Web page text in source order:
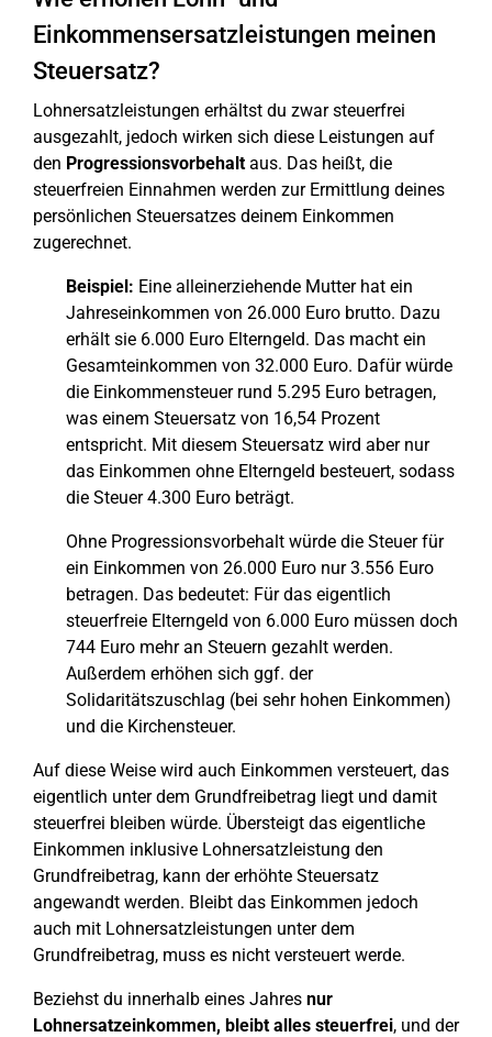
Einkommensersatzleistungen meinen
Steuersatz?
Lohnersatzleistungen erhältst du zwar steuerfrei
ausgezahlt, jedoch wirken sich diese Leistungen auf
den Progressionsvorbehaltaus. Das heißt, die
steuerfreien Einnahmen werden zur Ermittlung deines
persönlichen Steuersatzes deinem Einkommen
zugerechnet.
Beispiel: Eine alleinerziehende Mutter hat ein
Jahreseinkommen von 26.000 Euro brutto. Dazu
erhält sie 6.000 Euro Elterngeld. Das macht ein
Gesamteinkommen von 32.000 Euro. Dafür würde
die Einkommensteuer rund 5.295 Euro betragen,
was einem Steuersatz von 16,54 Prozent
entspricht. Mit diesem Steuersatz wird aber nur
das Einkommen ohne Elterngeld besteuert, sodass
die Steuer 4.300 Euro beträgt.
Ohne Progressionsvorbehalt würde die Steuer für
ein Einkommen von 26.000 Euro nur 3.556 Euro
betragen. Das bedeutet: Für das eigentlich
steuerfreie Elterngeld von 6.000 Euro müssen doch
744 Euro mehr an Steuern gezahlt werden.
Außerdem erhöhen sich ggf. der
Solidaritätszuschlag (bei sehr hohen Einkommen)
und die Kirchensteuer.
Auf diese Weise wird auch Einkommen versteuert, das
eigentlich unter dem Grundfreibetrag liegt und damit
steuerfrei bleiben würde. Übersteigt das eigentliche
Einkommen inklusive Lohnersatzleistung den
Grundfreibetrag, kann der erhöhte Steuersatz
angewandt werden. Bleibt das Einkommen jedoch
auch mit Lohnersatzleistungen unter dem
Grundfreibetrag, muss es nicht versteuert werde.
Beziehst du innerhalb eines Jahres nur
Lohnersatzeinkommen, bleibt alles steuerfrei, und der